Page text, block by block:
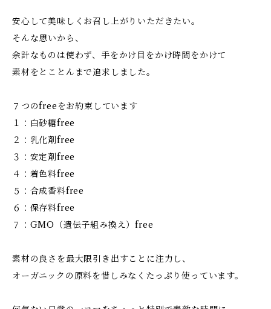
安心して美味しくお召し上がりいただきたい。
そんな思いから、
余計なものは使わず、手をかけ目をかけ時間をかけて
素材をとことんまで追求しました。
７つのfreeをお約束しています
１：白砂糖free
２：乳化剤free
３：安定剤free
４：着色料free
５：合成香料free
６：保存料free
７：GMO（遺伝子組み換え）free
素材の良さを最大限引き出すことに注力し、
オーガニックの原料を惜しみなくたっぷり使っています。